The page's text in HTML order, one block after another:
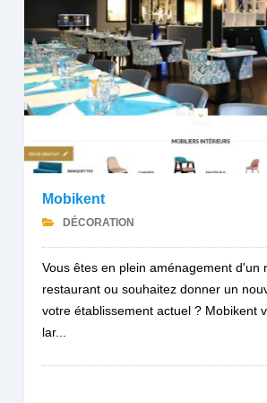
Mobikent
DÉCORATION
Vous êtes en plein aménagement d'un
restaurant ou souhaitez donner un
votre établissement actuel ? Mobikent
lar...